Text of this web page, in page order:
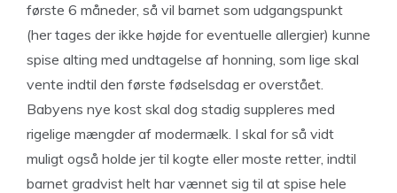
første 6 måneder, så vil barnet som udgangspunkt
(her tages der ikke højde for eventuelle allergier) kunne
spise alting med undtagelse af honning, som lige skal
vente indtil den første fødselsdag er overstået.
Babyens nye kost skal dog stadig suppleres med
rigelige mængder af modermælk. I skal for så vidt
muligt også holde jer til kogte eller moste retter, indtil
barnet gradvist helt har vænnet sig til at spise hele